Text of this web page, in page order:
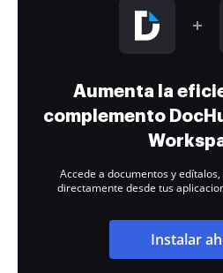
Aumenta la
complemento
Accede a documentos y
directamente desde tus
Instalar